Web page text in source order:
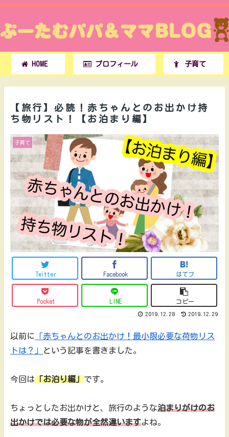
HOME プロフィール 子育て
【旅行】必読！赤ちゃんとのお出かけ持
ち物リスト！【お泊まり編】
子育て
Twitter Facebook はてブ
Pocket LINE コピー
2019.12.29
2019.12.28
以前に 「赤ちゃんとのお出かけ！最小限必要な荷物リス
トは？」
という記事を書きました。
今回は 「お泊り編」 です。
ちょっとしたお出かけと、旅行のような泊まりがけのお
出かけでは必要な物が全然違いますよね。